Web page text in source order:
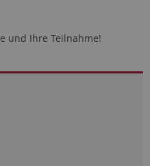
und Ihre Teilnahme!